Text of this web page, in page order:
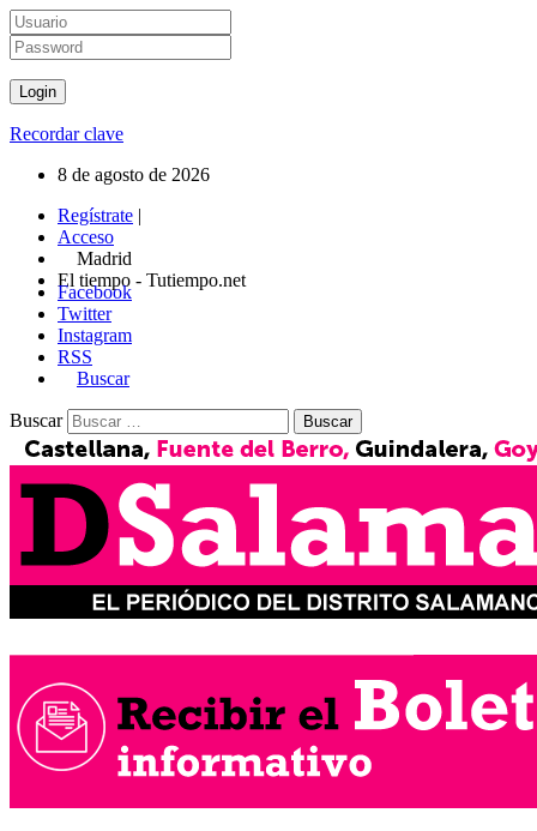
Recordar clave
8 de agosto de 2026
Regístrate |
Acceso
Madrid
El tiempo - Tutiempo.net
Facebook
Twitter
Instagram
RSS
Buscar
Buscar